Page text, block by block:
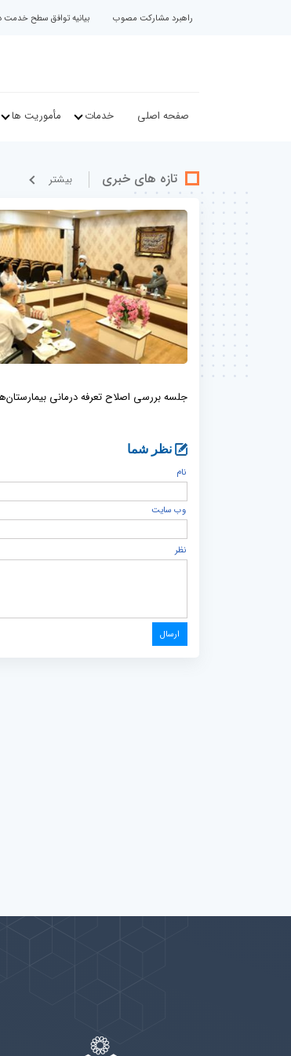
راهبرد مشارکت مصوب بیانیه توافق سطح خدمت
صفحه اصلی خدمات مأموریت ها
تازه های خبری بيشتر
جلسه بررسی اصلاح تعرفه درمانی
نظر شما
نام
وب سایت
نظر